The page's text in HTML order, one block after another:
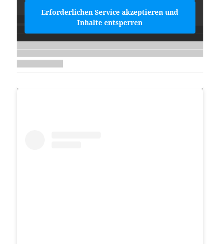
Erforderlichen Service akzeptieren und
Inhalte entsperren